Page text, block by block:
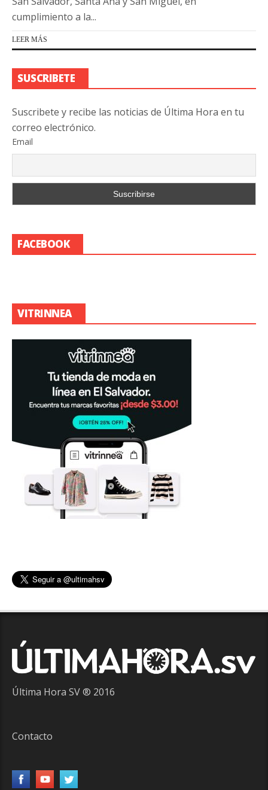
cumplimiento a la...
LEER MÁS
SUSCRIBETE
Suscribete y recibe las noticias de Última Hora en tu
correo electrónico.
Email
FACEBOOK
VITRINNEA
Última Hora SV ® 2016
Contacto